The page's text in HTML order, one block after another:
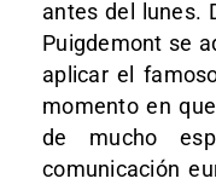
antes del lunes.
Puigdemont se
aplicar el
momento en
de mucho
comunicación